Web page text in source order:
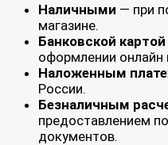
Наличными — при
магазине.
Банковской
оформлении онлайн
Наложенным
России.
Безналичным
предоставлением
документов.